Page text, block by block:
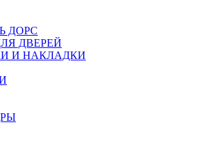
ДОРС
ДВЕРЕЙ
И НАКЛАДКИ